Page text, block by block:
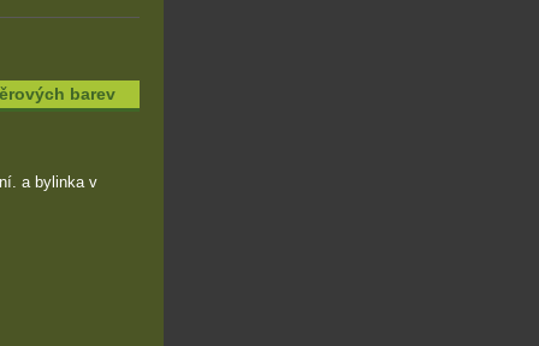
barev
a bylinka v